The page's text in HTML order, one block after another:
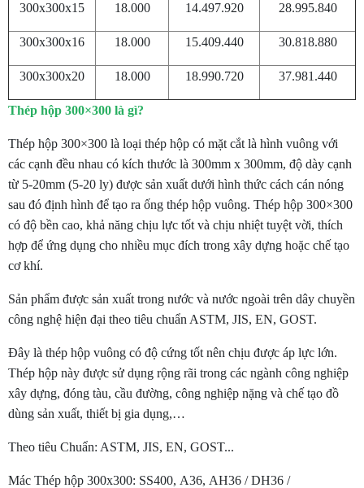
300x300x15 18.000 14.497.920 28.995.840
300x300x16 18.000 15.409.440 30.818.880
300x300x20 18.000 18.990.720 37.981.440
Thép hộp 300×300 là gì?
Thép hộp 300×300 là loại thép hộp có mặt cắt là hình vuông với
các cạnh đều nhau có kích thước là 300mm x 300mm, độ dày cạnh
từ 5-20mm (5-20 ly) được sản xuất dưới hình thức cách cán nóng
sau đó định hình để tạo ra ống thép hộp vuông. Thép hộp 300×300
có độ bền cao, khả năng chịu lực tốt và chịu nhiệt tuyệt vời, thích
hợp để ứng dụng cho nhiều mục đích trong xây dựng hoặc chế tạo
cơ khí.
Sản phẩm được sản xuất trong nước và nước ngoài trên dây chuyền
công nghệ hiện đại theo tiêu chuẩn ASTM, JIS, EN, GOST.
Đây là thép hộp vuông có độ cứng tốt nên chịu được áp lực lớn.
Thép hộp này được sử dụng rộng rãi trong các ngành công nghiệp
xây dựng, đóng tàu, cầu đường, công nghiệp nặng và chế tạo đồ
dùng sản xuất, thiết bị gia dụng,…
Theo tiêu Chuẩn: ASTM, JIS, EN, GOST...
Mác Thép hộp 300x300: SS400, A36, AH36 / DH36 /